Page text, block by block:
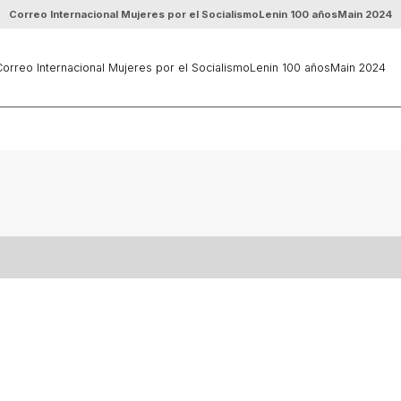
Correo Internacional Mujeres por el SocialismoLenin 100 añosMain 2024
Internacional Mujeres por el SocialismoLenin 100 añosMain 2024